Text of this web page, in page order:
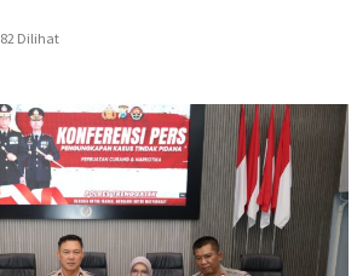
82 Dilihat